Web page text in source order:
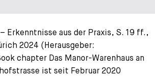
+
+
+
Erkenntnisse aus der Praxis, S. 19 ff.,
2024 (Herausgeber:
chapter Das Manor-Warenhaus an
ist seit Februar 2020